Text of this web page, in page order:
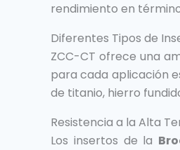
rendimiento en
Diferentes Tipos de
ZCC-CT ofrece una
para cada aplicación
de titanio, hierro
Resistencia a la Alta
Los insertos de la